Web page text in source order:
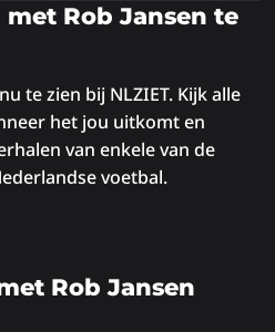
met Rob Jansen te
te zien bij NLZIET. Kijk alle
het jou uitkomt en
van enkele van de
voetbal.
Rob Jansen